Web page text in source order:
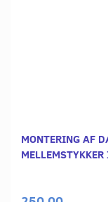
MONTERING AF